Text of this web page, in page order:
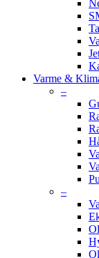
Varme &
–
–